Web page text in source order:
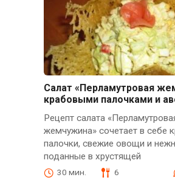
Салат «Перламутровая
крабовыми палочками и
Рецепт салата
жемчужина» сочетает в себе
палочки, свежие овощи и
поданные в хрустящей
30 мин. 6